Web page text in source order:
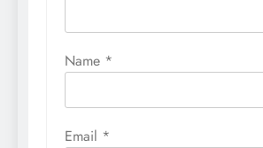
Name *
Email *